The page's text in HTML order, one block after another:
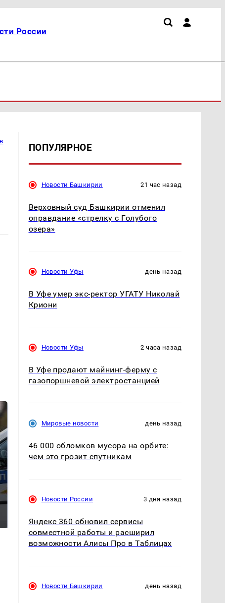
России
Не ешьте эту
магазина: список
В ОАЭ произошло
криптомиллионера
ПОПУЛЯРНОЕ
Новости Башкирии 21 час назад
Верховный суд Башкирии отменил
оправдание «стрелку с Голубого
озера»
Новости Уфы день назад
В Уфе умер экс-ректор УГАТУ Николай
Криони
Новости Уфы 2 часа назад
В Уфе продают майнинг-ферму с
газопоршневой электростанцией
Мировые новости день назад
46 000 обломков мусора на орбите:
чем это грозит спутникам
Новости России 3 дня назад
Яндекс 360 обновил сервисы
совместной работы и расширил
возможности Алисы Про в Таблицах
Новости Башкирии день назад